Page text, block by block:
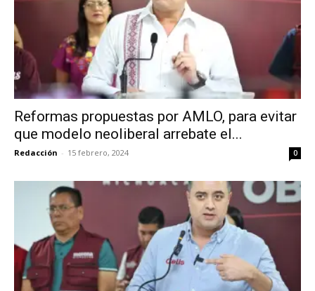
Reformas propuestas por AMLO, para evitar
que modelo neoliberal arrebate el...
Redacción - 15 febrero, 2024 0